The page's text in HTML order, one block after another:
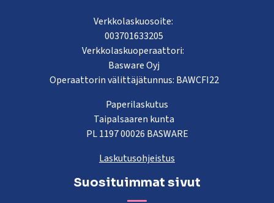
Verkkolaskuosoite:
003701633205
Verkkolaskuoperaattori:
Basware Oyj
Operaattorin välittäjätunnus: BAWCFI22
Paperilaskutus
Taipalsaaren kunta
PL 1197 00026 BASWARE
Laskutusohjeistus
Suosituimmat sivut